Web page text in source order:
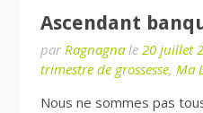
Ascendant
par Ragnagna le 20 juillet
trimestre de grossesse, Ma
Nous ne sommes pas